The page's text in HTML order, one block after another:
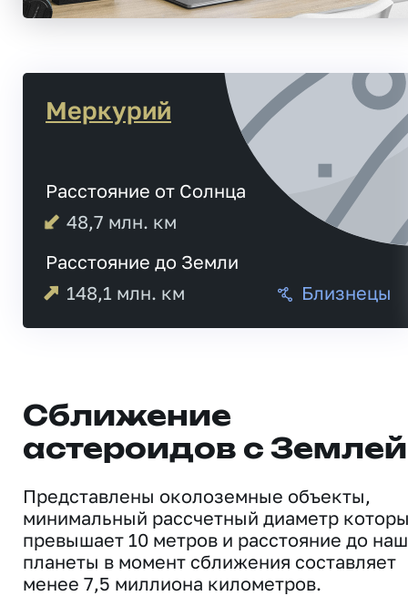
Меркурий
Расстояние от Солнца
48,7 млн. км
Расстояние до Земли
148,1 млн. км Близнецы
Сближение
астероидов с Землей
Представлены околоземные объекты,
минимальный рассчетный диаметр
превышает 10 метров и расстояние до
планеты в момент сближения составляет
менее 7,5 миллиона километров.